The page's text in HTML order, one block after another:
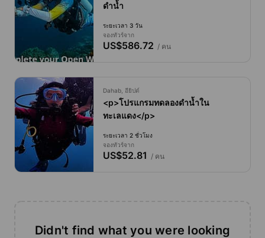
ดำน้ำ
ระยะเวลา 3 วัน
จองทัวร์จาก
US$586.72 / คน
Dahab, อียิปต์
<p>โปรแกรมทดลองดำน้ำใน
ทะเลแดง</p>
ระยะเวลา 2 ชั่วโมง
จองทัวร์จาก
US$52.81 / คน
Didn't find what you were looking